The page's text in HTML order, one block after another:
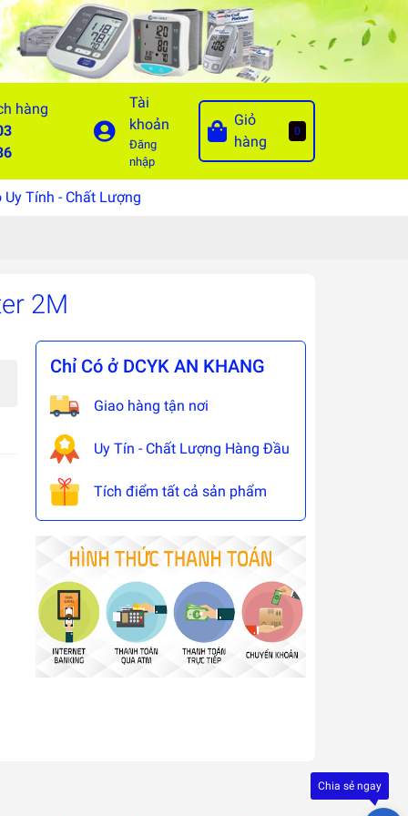
hàng
Tài
khoản
Đăng
nhập
Giỏ
hàng
0
Tính - Chất Lượng
2M
Chỉ Có ở DCYK AN KHANG
Giao hàng tận nơi
Uy Tín - Chất Lượng Hàng Đầu
Tích điểm tất cả sản phẩm
trải
nghiệm
phát
Chia sẻ ngay